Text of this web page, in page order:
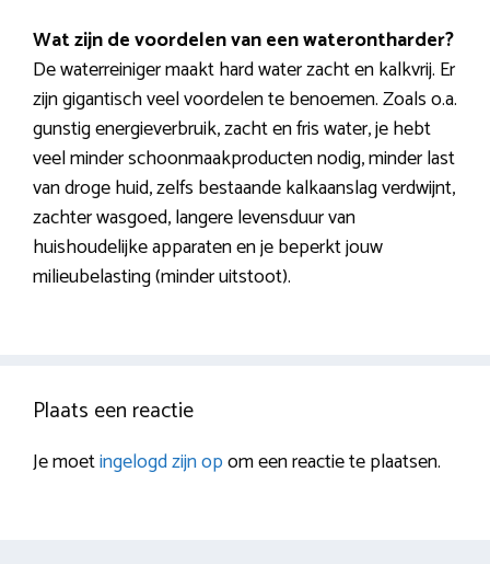
Wat zijn de voordelen van een waterontharder?
De waterreiniger maakt hard water zacht en kalkvrij. Er
zijn gigantisch veel voordelen te benoemen. Zoals o.a.
gunstig energieverbruik, zacht en fris water, je hebt
veel minder schoonmaakproducten nodig, minder last
van droge huid, zelfs bestaande kalkaanslag verdwijnt,
zachter wasgoed, langere levensduur van
huishoudelijke apparaten en je beperkt jouw
milieubelasting (minder uitstoot).
Plaats een reactie
Je moetingelogd zijn opom een reactie te plaatsen.